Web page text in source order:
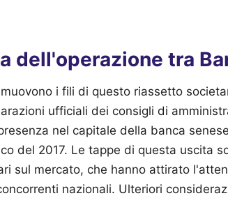
dell'operazione tra
i fili di questo riassetto
ufficiali dei consigli di
nel capitale della banca
del 2017. Le tappe di questa uscita
sul mercato, che hanno attirato
nazionali. Ulteriori